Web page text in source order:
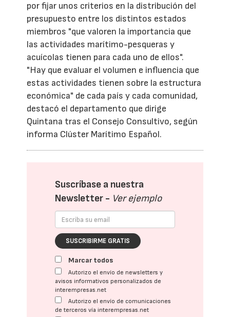
por fijar unos criterios en la distribución del
presupuesto entre los distintos estados
miembros "que valoren la importancia que
las actividades marítimo-pesqueras y
acuícolas tienen para cada uno de ellos".
"Hay que evaluar el volumen e influencia que
estas actividades tienen sobre la estructura
económica" de cada país y cada comunidad,
destacó el departamento que dirige
Quintana tras el Consejo Consultivo, según
informa Clúster Marítimo Español.
Suscríbase a nuestra
Newsletter - Ver ejemplo
SUSCRIBIRME GRATIS
Marcar todos
Autorizo el envío de newsletters y
avisos informativos personalizados de
interempresas.net
Autorizo el envío de comunicaciones
de terceros vía interempresas.net